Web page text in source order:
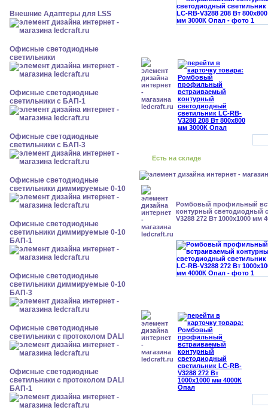
Внешние Адаптеры для LSS
Офисные светодиодные
светильники
Офисные светодиодные
светильники с БАП-1
Офисные светодиодные
светильники с БАП-3
Офисные светодиодные
светильники диммируемые 0-10
Офисные светодиодные
светильники диммируемые 0-10
БАП-1
Офисные светодиодные
светильники диммируемые 0-10
БАП-3
Офисные светодиодные
светильники с протоколом DALI
Офисные светодиодные
светильники с протоколом DALI
БАП-1
Есть на складе
Ромбовый профильный
контурный светодиодный
V3288 272 Вт 1000x1000 мм